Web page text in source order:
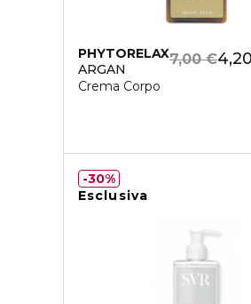
PHYTORELAX
ARGAN
Crema Corpo
7,00 €
Esclusiva
30%